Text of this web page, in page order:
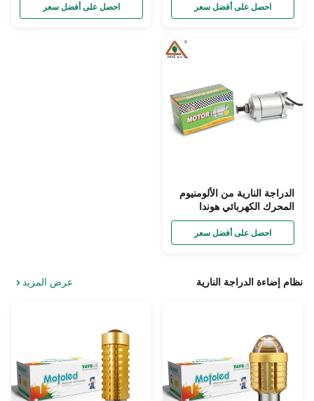
احصل على أفضل سعر
إشعال الدراجة النارية
احصل على أفضل سعر
الدراجة النارية من الألومنيوم
المحرك الكهربائي هوندا
CG125 محرك البدء 125cc
أجزاء المحرك
احصل على أفضل سعر
نظام إضاءة الدراجة النارية عرض المزيد